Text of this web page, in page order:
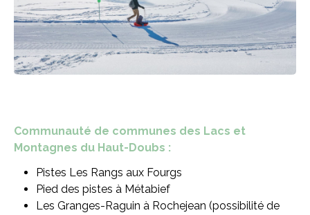
Communauté de communes des Lacs et
Montagnes du Haut-Doubs :
Pistes Les Rangs aux Fourgs
Pied des pistes à Métabief
Les Granges-Raguin à Rochejean (possibilité de